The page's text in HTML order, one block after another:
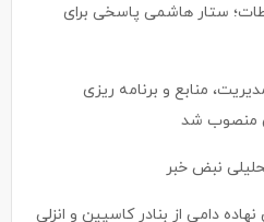
ستار هاشمی پاسخی برای
منابع و برنامه ریزی
منصوب شد
نبض خبر